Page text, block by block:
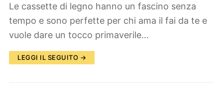
Le cassette di legno hanno un fascino senza
tempo e sono perfette per chi ama il fai da te e
vuole dare un tocco primaverile…
LEGGI IL SEGUITO →